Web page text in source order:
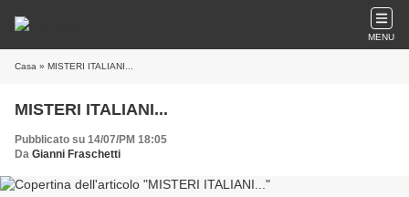
MENU
Casa » MISTERI ITALIANI...
MISTERI ITALIANI...
Pubblicato su 14/07/PM 18:05
Da Gianni Fraschetti